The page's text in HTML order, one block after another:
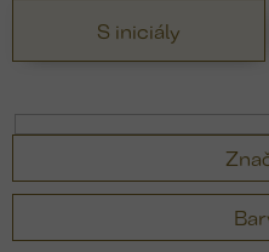
S iniciály